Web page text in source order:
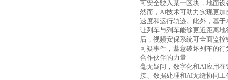
可安全驶入某一区块，地面
然而， AI技术可助力实现更
速度和运行轨迹。此外，基于
让列车与列车能够更近距离
后，视频安保系统可全面监
可疑事件，蓄意破坏列车的
合作伙伴的力量
毫无疑问，数字化和AI应用在
接、数据处理和AI无缝协同